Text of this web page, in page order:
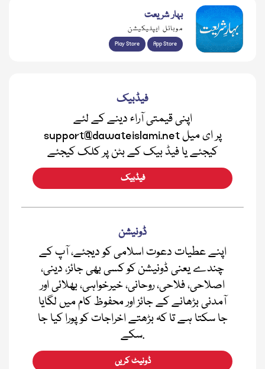
بہار شریعت
موبائل ایپلیکیشن
Play Store App Store
فیڈبیک
اپنی قیمتی آراء دینے کے لئے
support@dawateislami.net پر ای میل
کیجئے یا فیڈ بیک کے بٹن پر کلک کیجئے
فیڈبیک
ڈونیشن
اپنے عطیات دعوت اسلامی کو دیجئے، آپ کے
چندے یعنی ڈونیشن کو کسی بھی جائز، دینی،
اصلاحی، فلاحی، روحانی، خیرخواہی، بھلائی اور
آمدنی بڑھانے کے جائز اور محفوظ کام میں لگایا
جا سکتا ہے تا کہ بڑھتے اخراجات کو پورا کیا جا
سکے.
ڈونیٹ کریں